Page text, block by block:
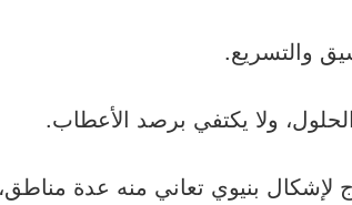
والتسريع.
ولا يكتفي برصد الأعطاب.
بنيوي تعاني منه عدة